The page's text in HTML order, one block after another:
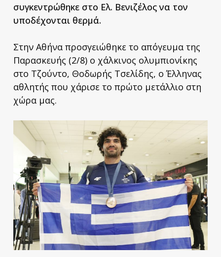
συγκεντρώθηκε στο Ελ. Βενιζέλος να τον
υποδέχονται θερμά.
Στην Αθήνα προσγειώθηκε το απόγευμα της
Παρασκευής (2/8) ο χάλκινος ολυμπιονίκης
στο Τζούντο, Θοδωρής Τσελίδης, ο Έλληνας
αθλητής που χάρισε το πρώτο μετάλλιο στη
χώρα μας.